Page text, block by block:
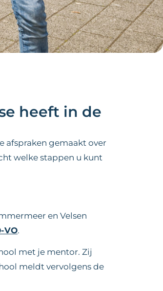
heeft in de
afspraken gemaakt over
welke stappen u kunt
en Velsen
VO.
met je mentor. Zij
meldt vervolgens de